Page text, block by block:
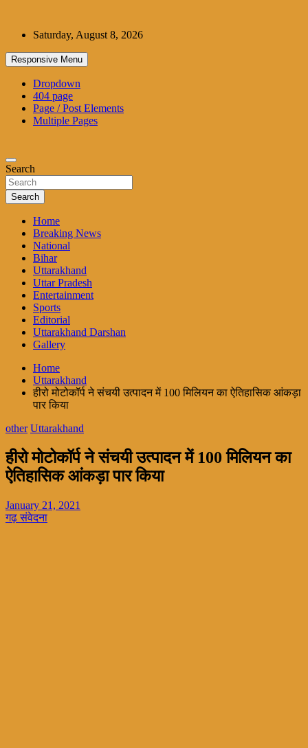
contentSaturday, August 8, 2026
Responsive Menu
Dropdown
404 page
Page / Post Elements
Multiple Pages
Search
Search
Home
Breaking News
National
Bihar
Uttarakhand
Uttar Pradesh
Entertainment
Sports
Editorial
Uttarakhand Darshan
Gallery
Home
Uttarakhand
हीरो मोटोकॉर्प ने संचयी उत्पादन में 100 मिलियन का ऐतिहासिक आंकड़ा
पार किया
other Uttarakhand
हीरो मोटोकॉर्प ने संचयी उत्पादन में 100 मिलियन का
ऐतिहासिक आंकड़ा पार किया
January 21, 2021
गढ़ संवेदना